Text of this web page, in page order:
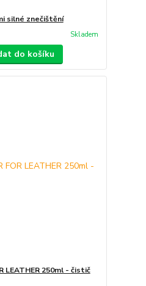
silné znečištění
Skladem
do košíku
LEATHER 250ml - čistič